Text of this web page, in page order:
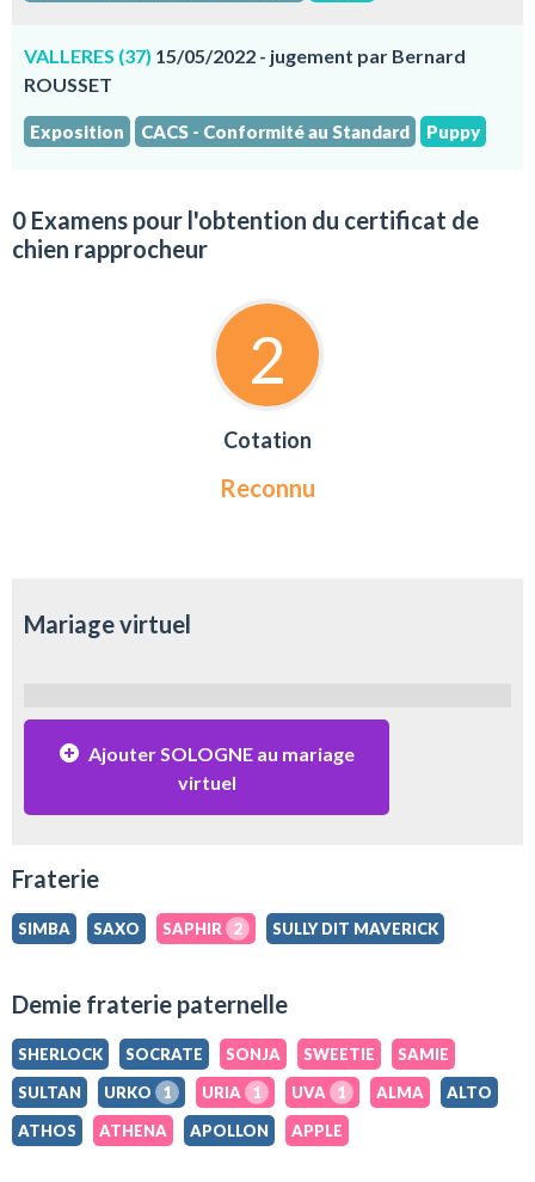
VALLERES (37) 15/05/2022 - jugement par Bernard
ROUSSET
Exposition CACS - Conformité au Standard Puppy
0 Examens pour l'obtention du certificat de
chien rapprocheur
2
Cotation
Reconnu
Mariage virtuel
Ajouter SOLOGNE au mariage
virtuel
Fraterie
SIMBA SAXO SAPHIR 2 SULLY DIT MAVERICK
Demie fraterie paternelle
SHERLOCK SOCRATE SONJA SWEETIE
SAMIE
SULTAN
URKO 1 URIA 1 UVA 1 ALMA
ALTO
ATHOS
ATHENA APOLLON APPLE